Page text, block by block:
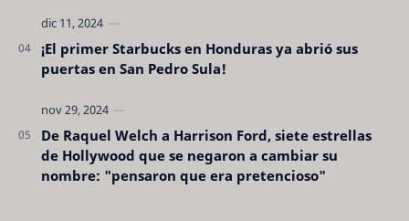
¡El primer Starbucks en Honduras ya abrió sus
puertas en San Pedro Sula!
De Raquel Welch a Harrison Ford, siete estrellas
de Hollywood que se negaron a cambiar su
nombre: "pensaron que era pretencioso"